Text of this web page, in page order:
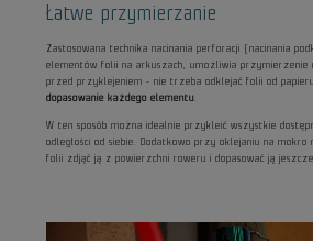
Łatwe przymierzanie
Zastosowana technika nacinania perforacji (nacinania
elementów folii na arkuszach, umożliwia przymierzenie
przed przyklejeniem - nie trzeba odklejać folii od
dopasowanie każdego elementu.
W ten sposób można idealnie przykleić wszystkie
odległości od siebie. Dodatkowo przy oklejaniu na
folii zdjąć ją z powierzchni roweru i dopasować ją